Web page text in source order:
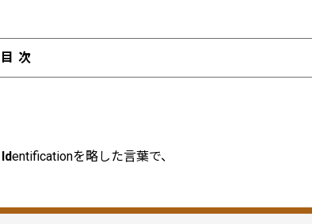
目次
Identificationを略した言葉で、